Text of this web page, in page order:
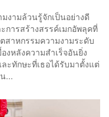
งามล้วนรู้จักเป็นอย่างดี
การสร้างสรรค์เมกอัพลุคที่
สาหกรรมความงามระดับ
งหลังความสำเร็จอันยิ่ง
ะทักษะที่เธอได้รับมาตั้งแต่
...